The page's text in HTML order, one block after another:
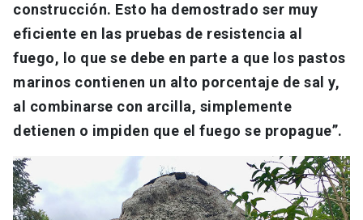
construcción. Esto ha demostrado ser muy
eficiente en las pruebas de resistencia al
fuego, lo que se debe en parte a que los pastos
marinos contienen un alto porcentaje de sal y,
al combinarse con arcilla, simplemente
detienen o impiden que el fuego se propague”.